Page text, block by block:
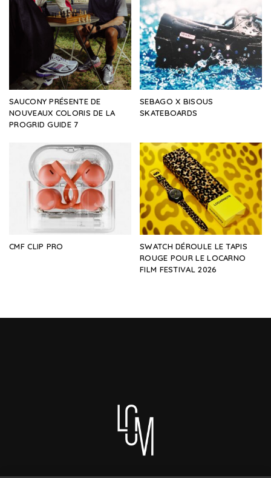
SAUCONY PRÉSENTE DE
NOUVEAUX COLORIS DE LA
PROGRID GUIDE 7
SEBAGO X BISOUS
SKATEBOARDS
CMF CLIP PRO
SWATCH DÉROULE LE TAPIS
ROUGE POUR LE LOCARNO
FILM FESTIVAL 2026